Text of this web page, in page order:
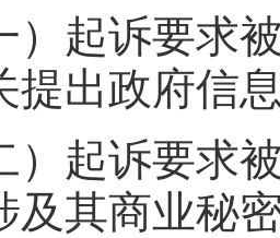
诉要求被
提出政府信
诉要求被
及其商业秘